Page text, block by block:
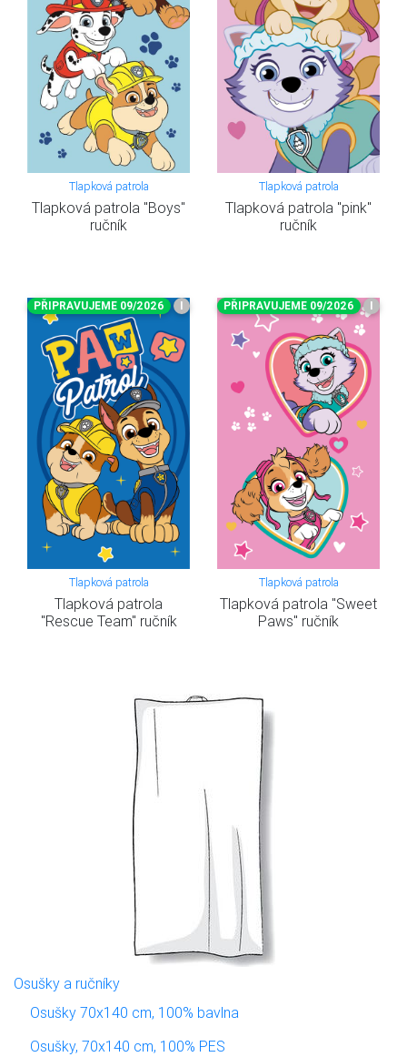
Tlapková patrola
Tlapková patrola "Boys"
ručník
Tlapková patrola
Tlapková patrola "pink"
ručník
PŘIPRAVUJEME 09/2026 I
Tlapková patrola
Tlapková patrola
"Rescue Team" ručník
PŘIPRAVUJEME 09/2026 I
Tlapková patrola
Tlapková patrola "Sweet
Paws" ručník
Osušky a ručníky
Osušky 70x140 cm, 100% bavlna
Osušky, 70x140 cm, 100% PES